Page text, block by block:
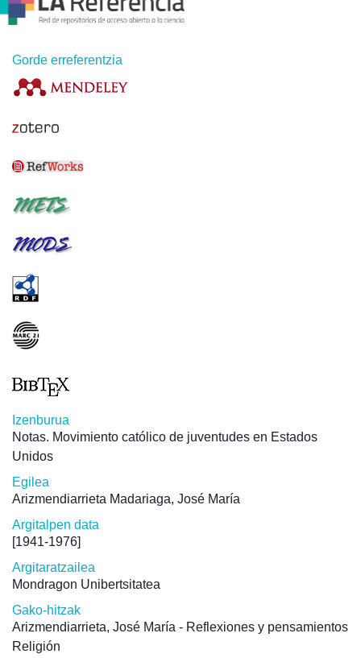
Gorde erreferentzia
Izenburua
Notas. Movimiento católico de juventudes en Estados
Unidos
Egilea
Arizmendiarrieta Madariaga, José María
Argitalpen data
[1941-1976]
Argitaratzailea
Mondragon Unibertsitatea
Gako-hitzak
Arizmendiarrieta, José María - Reflexiones y pensamientos
Religión